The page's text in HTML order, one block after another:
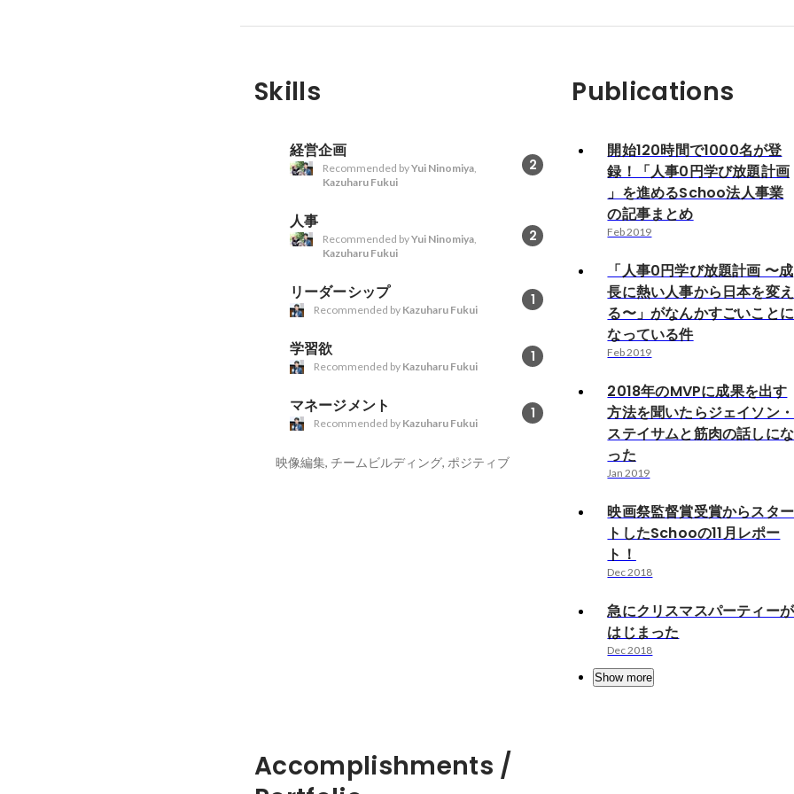
Skills
経営企画
2
Recommended byYui Ninomiya,
Kazuharu Fukui
人事
2
Recommended byYui Ninomiya,
Kazuharu Fukui
リーダーシップ 1
Recommended by Kazuharu Fukui
学習欲 1
Recommended by Kazuharu Fukui
マネージメント 1
Recommended by Kazuharu Fukui
映像編集, チームビルディング, ポジティブ
Publications
開始120時間で1000名が登
録！「人事0円学び放題計画
」を進めるSchoo法人事業
の記事まとめ
Feb 2019
「人事0円学び放題計画 〜成
長に熱い人事から日本を変え
る〜」がなんかすごいことに
なっている件
Feb 2019
2018年のMVPに成果を出す
方法を聞いたらジェイソン・
ステイサムと筋肉の話しにな
った
Jan 2019
映画祭監督賞受賞からスター
トしたSchooの11月レポー
ト！
Dec 2018
急にクリスマスパーティーが
はじまった
Dec 2018
Show more
Accomplishments /